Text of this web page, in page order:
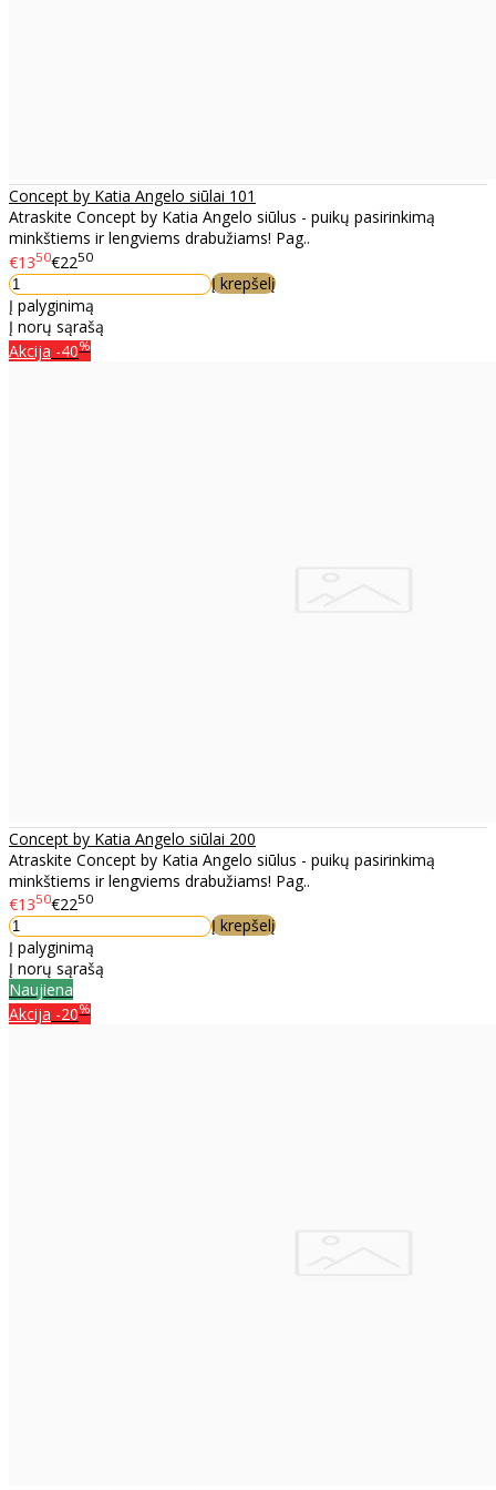
Concept by Katia Angelo siūlai 101
Atraskite Concept by Katia Angelo siūlus - puikų pasirinkimą
minkštiems ir lengviems drabužiams! Pag..
€1350€2250
Į krepšelį
Į palyginimą
Į norų sąrašą
Akcija -40%
Concept by Katia Angelo siūlai 200
Atraskite Concept by Katia Angelo siūlus - puikų pasirinkimą
minkštiems ir lengviems drabužiams! Pag..
€1350€2250
Į krepšelį
Į palyginimą
Į norų sąrašą
Naujiena
Akcija -20%